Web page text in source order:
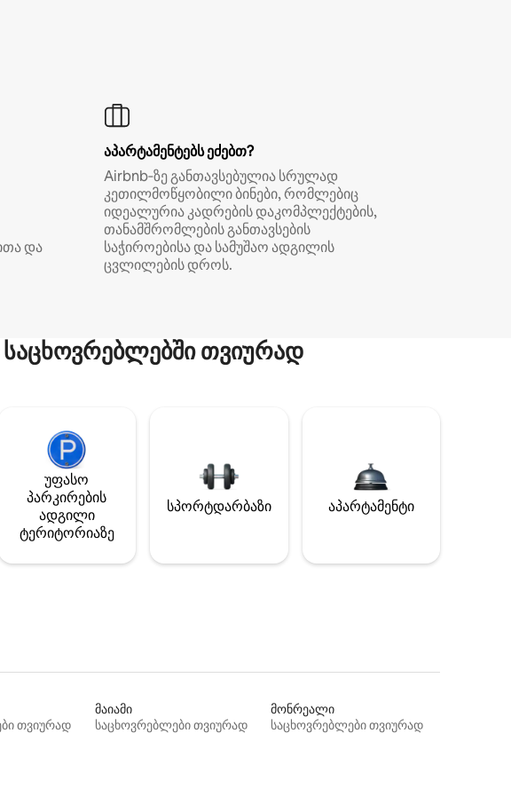
და
აპარტამენტებს ეძებთ?
Airbnb‑ზე განთავსებულია სრულად
კეთილმოწყობილი ბინები, რომლებიც
იდეალურია კადრების დაკომპლექტების,
თანამშრომლების განთავსების
საჭიროებისა და სამუშაო ადგილის
ცვლილების დროს.
თვიურად
უფასო
პარკირების
ადგილი
ტერიტორიაზე
სპორტდარბაზი აპარტამენტი
თვიურად
მაიამი
საცხოვრებლები თვიურად
მონრეალი
საცხოვრებლები თვიურად